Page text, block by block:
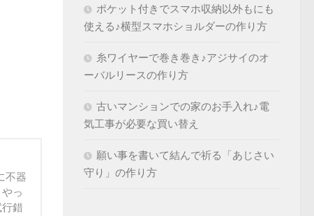
不器
っ
錯
ポケット付きでスマホ収納以外もにも
使える♪横型スマホショルダーの作り方
糸ワイヤーで巻き巻き♪アジサイのオ
ーバルリースの作り方
古いマンションでの家のお手入れ♪電
気工事が必要な買い替え
願い事を書いて結んで祈る「あじさい
守り」の作り方